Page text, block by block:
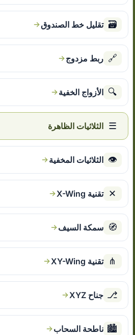
🗃 تقليل خط الصندوق
🔗 ربط مزدوج
🔍 الأزواج الخفية
☰ الثلاثيات الظاهرة
👁 الثلاثيات المخفية
✕ تقنية X-Wing
🧭 سمكة السيف
⋔ تقنية XY-Wing
⎇ جناح XYZ
🏙 ناطحة السحاب